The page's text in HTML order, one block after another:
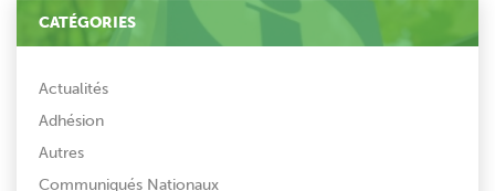
CATÉGORIES
Actualités
Adhésion
Autres
Communiqués Nationaux